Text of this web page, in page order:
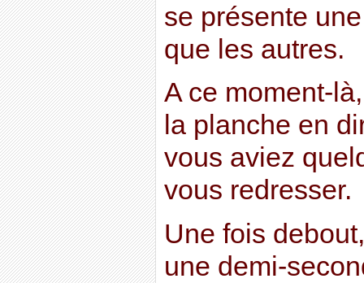
se présente
que les autres.
A ce moment-
la planche en
vous aviez
vous redresser.
Une fois
une demi-